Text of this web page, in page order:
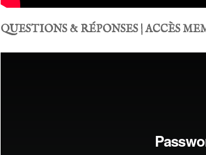
QUESTIONS & RÉPONSES | ACCÈS